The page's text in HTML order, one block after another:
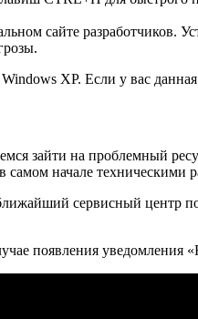
сайте разработчиков.
XP. Если у вас
зайти на проблемный
начале техническими
сервисный центр
появления